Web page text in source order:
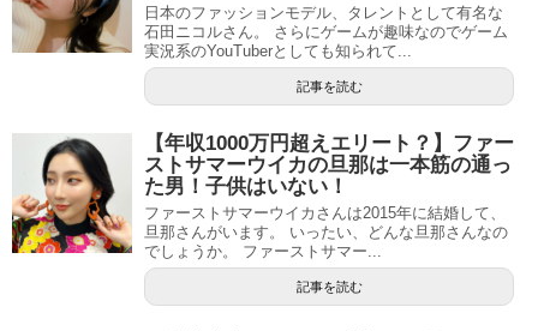
日本のファッションモデル、タレントとして有名な
石田ニコルさん。 さらにゲームが趣味なのでゲーム
実況系のYouTuberとしても知られて...
記事を読む
【年収1000万円超えエリート？】ファー
ストサマーウイカの旦那は一本筋の通っ
た男！子供はいない！
ファーストサマーウイカさんは2015年に結婚して、
旦那さんがいます。 いったい、どんな旦那さんなの
でしょうか。 ファーストサマー...
記事を読む